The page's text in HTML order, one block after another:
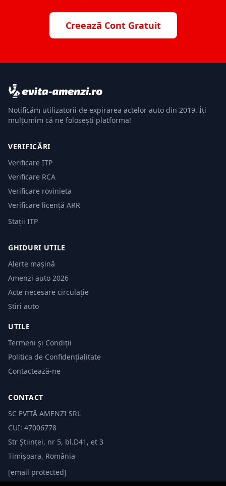
Creează Cont Gratuit
Notificăm utilizatorii de expirarea actelor auto din 2019. Îți
mulțumim că ne folosești platforma!
VERIFICĂRI
Verificare ITP
Verificare RCA
Verificare rovinieta
Verificare licență ARR
Stații ITP
GHIDURI UTILE
Alerte mașină
Amenzi auto 2026
Acte necesare circulație
Știri auto
UTILE
Termeni și Condiții
Politica de Confidențialitate
Contactează-ne
CONTACT
SC EVITĂ AMENZI SRL
CUI: 47006778
Str Științei, nr 5, bl.D41, et 3
Timișoara, România
[email protected]